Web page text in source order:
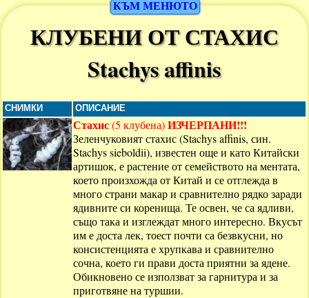
КЛУБЕНИ ОТ СТАХИС
Stachys affinis
СНИМКИ ОПИСАНИЕ
Стахис(5 клубена)ИЗЧЕРПАНИ!!!
Зеленчуковият стахис (Stachys affinis, син.
Stachys sieboldii), известен още и като Китайски
артишок, е растение от семейството на ментата,
което произхожда от Китай и се отглежда в
много страни макар и сравнително рядко заради
ядивните си коренища. Те освен, че са ядливи,
също така и изглеждат много интересно. Вкусът
им е доста лек, тоест почти са безвкусни, но
консистенцията е хрупкава и сравнително
сочна, което ги прави доста приятни за ядене.
Обикновено се използват за гарнитура и за
приготвяне на туршии.
КЪМ МЕНЮТО